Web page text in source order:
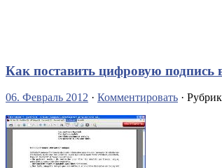
Как поставить цифровую подпись
06. Февраль 2012 · Комментировать ·